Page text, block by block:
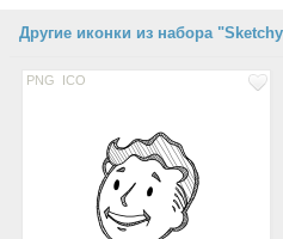
Другие иконки из набора
PNG ICO